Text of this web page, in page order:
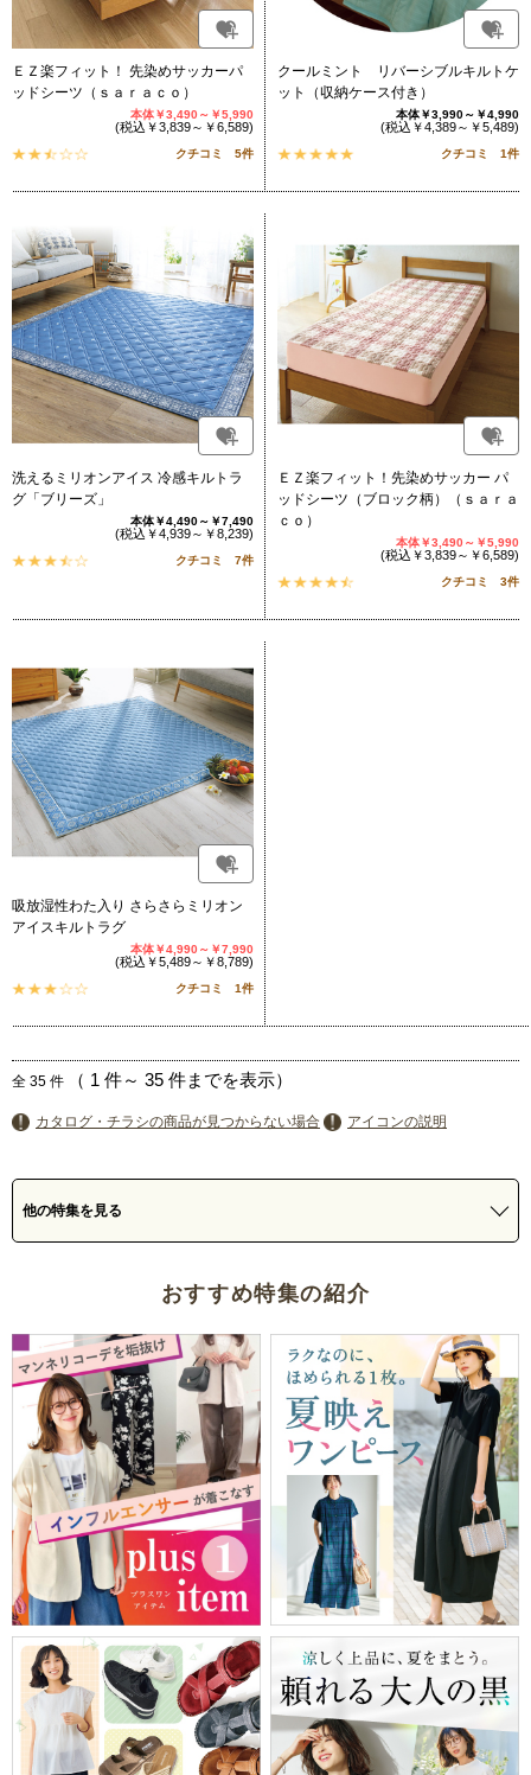
ＥＺ楽フィット！ 先染めサッカーパ
ッドシーツ（ｓａｒａｃｏ）
本体￥3,490～￥5,990
(税込￥3,839～￥6,589)
クチコミ 5件
クールミント リバーシブルキルトケ
ット（収納ケース付き）
本体￥3,990～￥4,990
(税込￥4,389～￥5,489)
クチコミ 1件
洗えるミリオンアイス 冷感キルトラ
グ「ブリーズ」
本体￥4,490～￥7,490
(税込￥4,939～￥8,239)
クチコミ 7件
ＥＺ楽フィット！先染めサッカー パ
ッドシーツ（ブロック柄）（ｓａｒａ
ｃｏ）
本体￥3,490～￥5,990
(税込￥3,839～￥6,589)
クチコミ 3件
吸放湿性わた入り さらさらミリオン
アイスキルトラグ
本体￥4,990～￥7,990
(税込￥5,489～￥8,789)
クチコミ 1件
全 35 件 （ 1 件～ 35 件までを表示）
カタログ・チラシの商品が見つからない場合 アイコンの説明
他の特集を見る
おすすめ特集の紹介